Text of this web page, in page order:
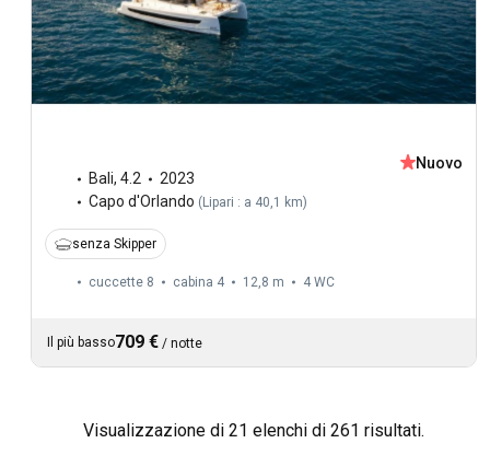
Bali, 4.2
2023
Capo d'Orlando ( Lipari : a 40,1 km)
Nuovo
senza Skipper
cuccette 8 cabina 4 12,8 m 4 WC
Il più basso709 € / notte
Visualizzazione di 21 elenchi di 261 risultati.